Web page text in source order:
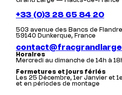
+33 (0)3 28 65 84 20
503 avenue des Bancs de
59140 Dunkerque, France
Horaires
Mercredi au dimanche de 14h à
Fermetures et jours fériés
Les 25 Décembre, 1er Janvier et
et en périodes de montage